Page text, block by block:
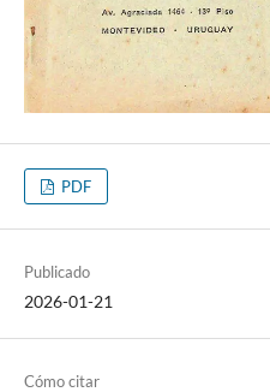
PDF
Publicado
2026-01-21
Cómo citar